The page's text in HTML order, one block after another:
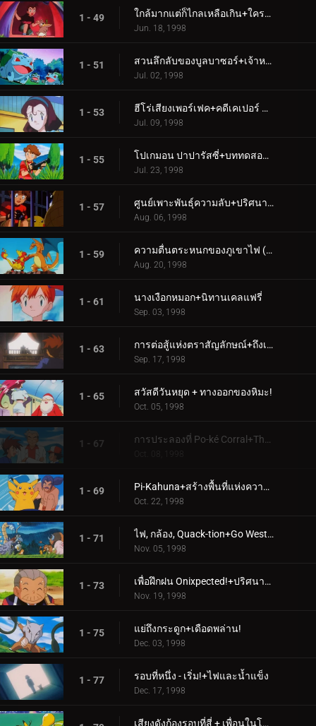
1 - 49 ใกล้มากแต่ก็ไกลเหลือเกิน+ใครจะเป็นคนเก็บโทเกปีไว้?
Jun. 18, 1998
1 - 51 สวนลึกลับของบูลบาซอร์+เจ้าหญิงปะทะเจ้าหญิง
Jul. 02, 1998
1 - 53 ฮีโร่เสียงเพอร์เฟค+คดีเคเปอร์ K-9!
Jul. 09, 1998
1 - 55 โปเกมอน ปาปารัสซี่+บททดสอบขั้นสุดยอด
Jul. 23, 1998
1 - 57 ศูนย์เพาะพันธุ์ความลับ+ปริศนาฉันนี้ (1)
Aug. 06, 1998
1 - 59 ความตื่นตระหนกของภูเขาไฟ (2)+บลาซตัวส์ว่างเปล่าที่ชายหาด
Aug. 20, 1998
1 - 61 นางเงือกหมอก+นิทานเคลแฟรี่
Sep. 03, 1998
1 - 63 การต่อสู้แห่งตราสัญลักษณ์+ถึงเวลามิสเตอร์ไมม์แล้ว!
Sep. 17, 1998
1 - 65 สวัสดีวันหยุด + ทางออกของหิมะ!
Oct. 05, 1998
1 - 67
Oct. 08, 1998
1 - 69 Pi-Kahuna+สร้างพื้นที่แห่งความเศร้าโศก
Oct. 22, 1998
1 - 71 ไฟ, กล้อง, Quack-tion+Go West Young Meowth
Nov. 05, 1998
1 - 73 เพื่อฝึกฝน Onixpected!+ปริศนาโบราณแห่งโปเกโมโพลิส
Nov. 19, 1998
1 - 75 แย่ถึงกระดูก+เดือดพล่าน!
Dec. 03, 1998
1 - 77 รอบที่หนึ่ง - เริ่ม!+ไฟและน้ำแข็ง
Dec. 17, 1998
เสียงดังก้องรอบที่สี่ + เพื่อนในโฉนด